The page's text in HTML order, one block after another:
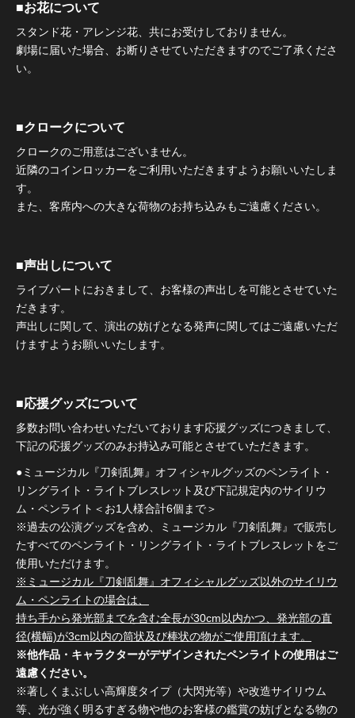
■お花について
スタンド花・アレンジ花、共にお受けしておりません。
劇場に届いた場合、お断りさせていただきますのでご了承くださ
い。
■クロークについて
クロークのご用意はございません。
近隣のコインロッカーをご利用いただきますようお願いいたしま
す。
また、客席内への大きな荷物のお持ち込みもご遠慮ください。
■声出しについて
ライブパートにおきまして、お客様の声出しを可能とさせていた
だきます。
声出しに関して、演出の妨げとなる発声に関してはご遠慮いただ
けますようお願いいたします。
■応援グッズについて
多数お問い合わせいただいております応援グッズにつきまして、
下記の応援グッズのみお持込み可能とさせていただきます。
●ミュージカル『刀剣乱舞』オフィシャルグッズのペンライト・
リングライト・ライトブレスレット及び下記規定内のサイリウ
ム・ペンライト＜お1人様合計6個まで＞
※過去の公演グッズを含め、ミュージカル『刀剣乱舞』で販売し
たすべてのペンライト・リングライト・ライトブレスレットをご
使用いただけます。
※ミュージカル『刀剣乱舞』オフィシャルグッズ以外のサイリウ
ム・ペンライトの場合は、
持ち手から発光部までを含む全長が30cm以内かつ、発光部の直
径(横幅)が3cm以内の筒状及び棒状の物がご使用頂けます。
※他作品・キャラクターがデザインされたペンライトの使用はご
遠慮ください。
※著しくまぶしい高輝度タイプ（大閃光等）や改造サイリウム
等、光が強く明るすぎる物や他のお客様の鑑賞の妨げとなる物の